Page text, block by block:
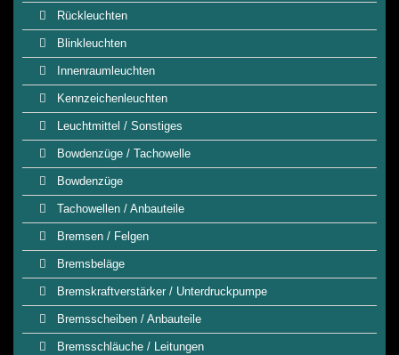
Rückleuchten
Blinkleuchten
Innenraumleuchten
Kennzeichenleuchten
Leuchtmittel / Sonstiges
Bowdenzüge / Tachowelle
Bowdenzüge
Tachowellen / Anbauteile
Bremsen / Felgen
Bremsbeläge
Bremskraftverstärker / Unterdruckpumpe
Bremsscheiben / Anbauteile
Bremsschläuche / Leitungen